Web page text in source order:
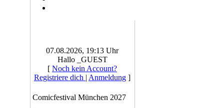
07.08.2026, 19:13 Uhr
Hallo _GUEST
[ Noch kein Account?
Registriere dich | Anmeldung ]
Comicfestival München 2027